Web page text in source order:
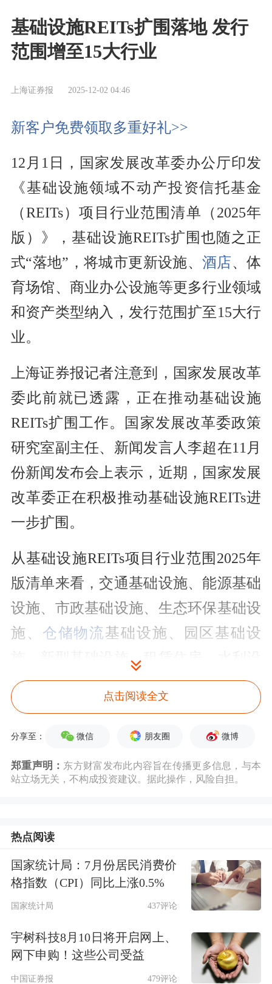
基础设施REITs扩围落地 发行
范围增至15大行业
上海证券报 2025-12-02 04:46
新客户免费领取多重好礼>>
12月1日，国家发展改革委办公厅印发
《基础设施领域不动产投资信托基金
（REITs）项目行业范围清单（2025年
版）》，基础设施REITs扩围也随之正
式“落地”，将城市更新设施、酒店、体
育场馆、商业办公设施等更多行业领域
和资产类型纳入，发行范围扩至15大行
业。
上海证券报记者注意到，国家发展改革
委此前就已透露，正在推动基础设施
REITs扩围工作。国家发展改革委政策
研究室副主任、新闻发言人李超在11月
份新闻发布会上表示，近期，国家发展
改革委正在积极推动基础设施REITs进
一步扩围。
从基础设施REITs项目行业范围2025年
版清单来看，交通基础设施、能源基础
设施、市政基础设施、生态环保基础设
施、 仓储物流基础设施、园区基础设
施、新型基础设施、租赁住房、水利设
施、文化旅游基础设施、消费基础设
施、商业办公设施、养老设施、城市更
新设施，以及符合国家重大战略、发展
规划、产业政策等要求的其他基础设施
项目都被纳入其中。
2020年启动以来，国家发展改革委会同
中国证监会，持续推动基础设施REITs
市场扩围。在工作开展初期，将仓储物
纳入发行范围；后续，在此基础上，又
数据中心、保障
点击阅读全文
分享至： 微信 朋友圈 微博
郑重声明： 东方财富发布此内容旨在传播更多信息，与本
站立场无关，不构成投资建议。据此操作，风险自担。
热点阅读
国家统计局：7月份居民消费价
格指数（CPI）同比上涨0.5%
国家统计局 437评论
宇树科技8月10日将开启网上、
网下申购！这些公司受益
中国证券报 479评论